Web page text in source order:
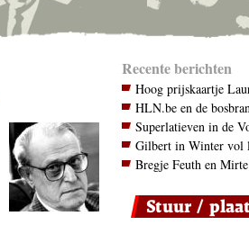
Recente berichten
Hoog prijskaartje
HLN.be en de
Superlatieven in de
Gilbert in Winter vol
Bregje Feuth en